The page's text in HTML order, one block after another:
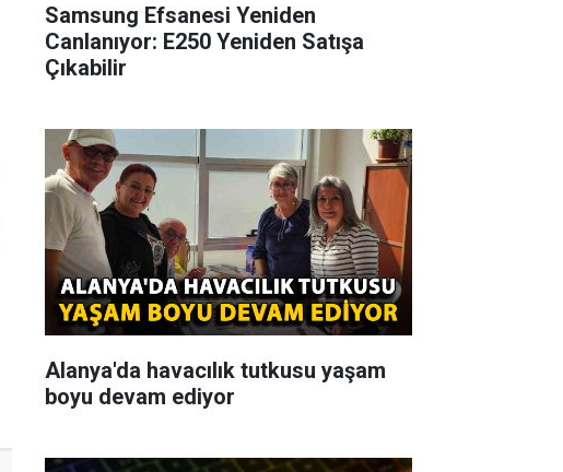
Samsung Efsanesi Yeniden
Canlanıyor: E250 Yeniden Satışa
Çıkabilir
Alanya'da havacılık tutkusu yaşam
boyu devam ediyor